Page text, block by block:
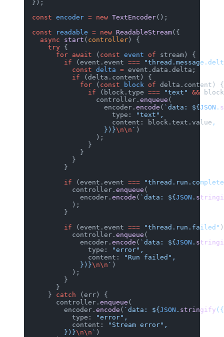
  const
encoder = new TextEncoder
  const
readable = new ReadableStream
    async
start (
        for
await (const event
          if
(event.event ===
            const
delta =
            if
(delta.content) {
              for
(const block of
                if
(block.type ===
                  controller.
                    encoder.
encode(
                      type:
content:
                    })
                  );
                }
              }
          if
(event.event ===
            controller.
              encoder.
encode( `data:
            );
          if
(event.event ===
            controller.
              encoder.
encode( `data:
                type:
                content:
              })
            );
      }
        controller.
          encoder.
encode( `data: ${
            type:
            content:
"Stream error"
          })